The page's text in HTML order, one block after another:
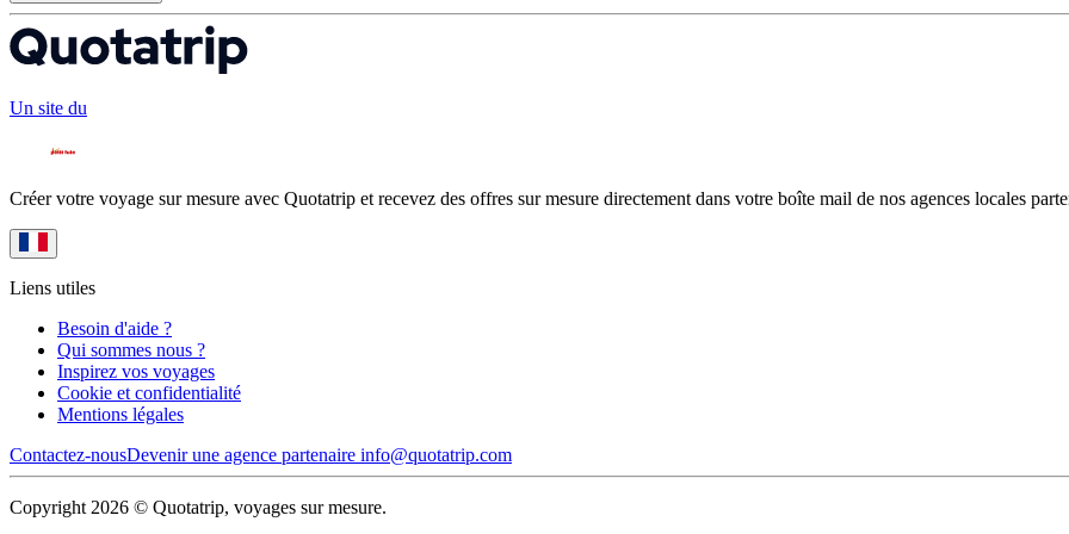
Un site du
Créer votre voyage sur mesure avec Quotatrip et recevez des offres sur mesure directement dans votre boîte mail de nos agences locales
Liens utiles
Besoin d'aide ?
Qui sommes nous ?
Inspirez vos voyages
Cookie et confidentialité
Mentions légales
Contactez-nousDevenir une agence partenaire info@quotatrip.com
Copyright 2026 © Quotatrip, voyages sur mesure.